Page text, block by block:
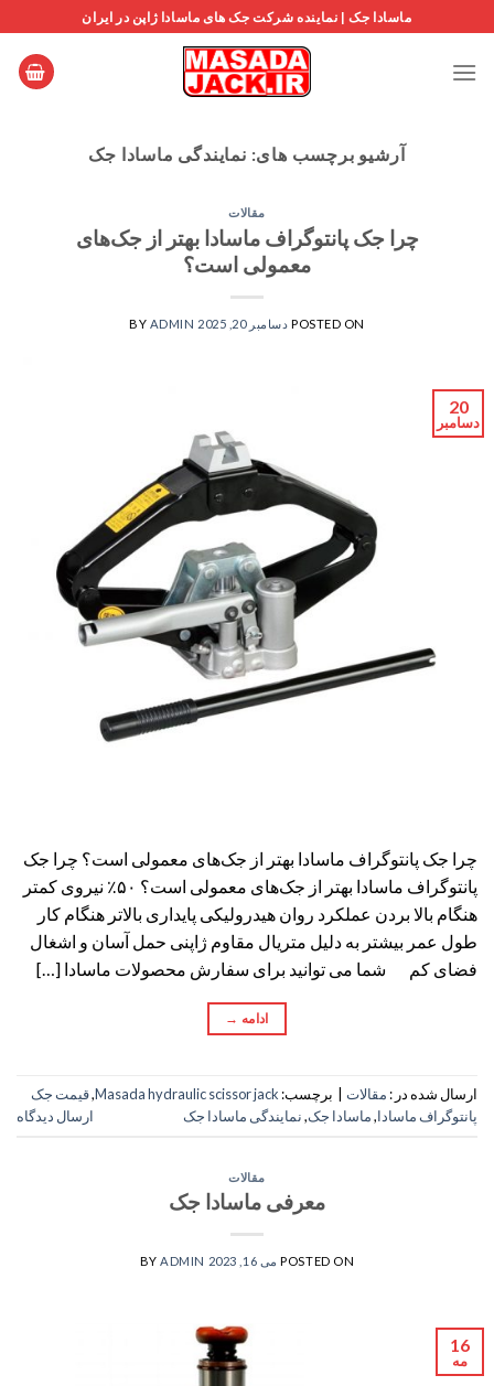
to
content
ماسادا جک | نماینده شرکت جک های ماسادا ژاپن در ایران
آرشیو برچسب های: نمایندگی ماسادا جک
مقالات
چرا جک پانتوگراف ماسادا بهتر از جک‌های
معمولی است؟
POSTED ON دسامبر 20, 2025 BY ADMIN
20
دسامبر
چرا جک پانتوگراف ماسادا بهتر از جک‌های معمولی است؟ چرا جک
پانتوگراف ماسادا بهتر از جک‌های معمولی است؟ ۵۰٪ نیروی کمتر
هنگام بالا بردن عملکرد روان هیدرولیکی پایداری بالاتر هنگام کار
طول عمر بیشتر به دلیل متریال مقاوم ژاپنی حمل آسان و اشغال
فضای کم شما می توانید برای سفارش محصولات ماسادا […]
ادامه →
ارسال شده در : مقالات برچسب: Masada hydraulic scissor jack
,قیمت جک
پانتوگراف ماسادا,ماسادا جک,نمایندگی ماسادا جک ارسال دیدگاه
مقالات
معرفی ماسادا جک
POSTED ON می 16, 2023 BYADMIN
16
مه